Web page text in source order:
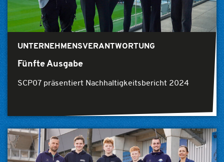
UNTERNEHMENSVERANTWORTUNG
Fünfte Ausgabe
SCP07 präsentiert Nachhaltigkeitsbericht 2024